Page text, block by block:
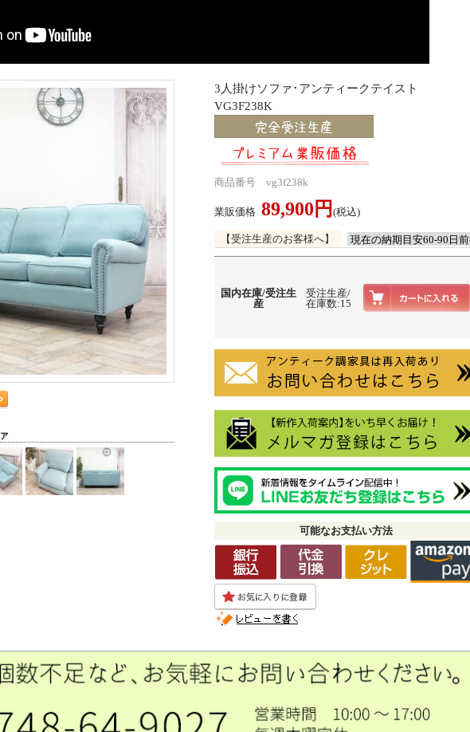
3人掛けソファ･アンティークテイスト
VG3F238K
商品番号 vg3f238k
業販価格 89,900円 (税込)
【受注生産のお客様へ】
国内在庫/受注生
産
受注生産/
在庫数:15
可能なお支払い方法